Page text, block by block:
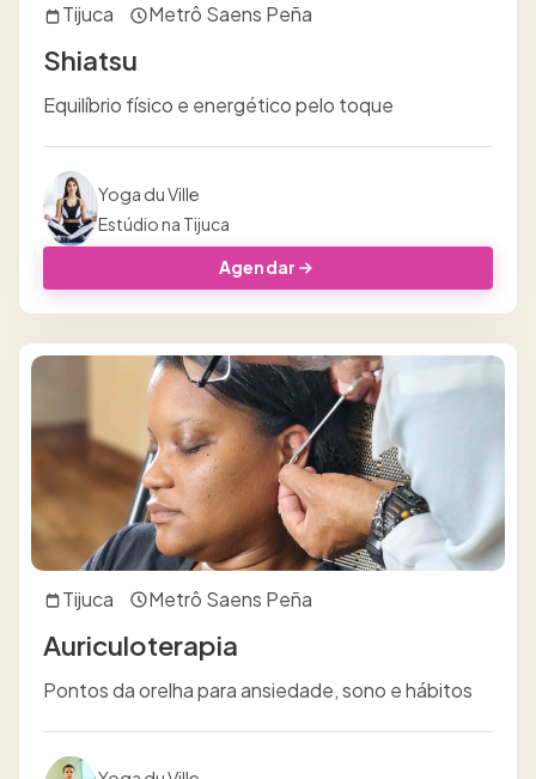
Tijuca Metrô Saens Peña
Shiatsu
Equilíbrio físico e energético pelo toque
Yoga du Ville
Estúdio na Tijuca
Agendar
Tijuca Metrô Saens Peña
Auriculoterapia
Pontos da orelha para ansiedade, sono e hábitos